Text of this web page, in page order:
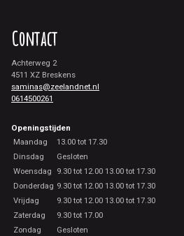
Contact
Achterweg 2
4511 XZ Breskens
saminas@zeelandnet.nl
0614500261
Openingstijden
Maandag
13.00 tot 17.30
Dinsdag
Gesloten
Woensdag
9.30 tot 12.00 13.00 tot 17.30
Donderdag 9.30 tot 12.00 13.00 tot 17.30
Vrijdag
9.30 tot 12.00 13.00 tot 17.30
Zaterdag
9.30 tot 17.00
Zondag
Gesloten